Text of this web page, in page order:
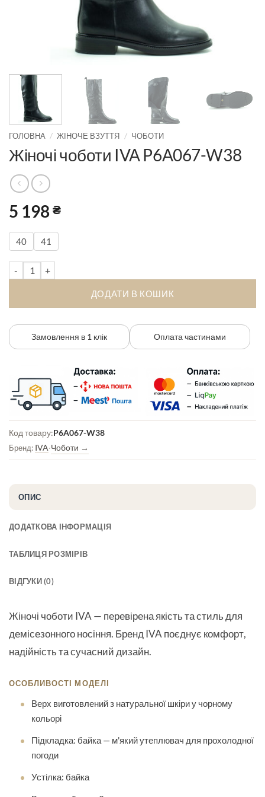
ГОЛОВНА / ЖІНОЧЕ ВЗУТТЯ / ЧОБОТИ
Жіночі чоботи IVA P6A067-W38
5 198 ₴
40 41
Жіночі чоботи IVA P6A067-W38 кількість
ДОДАТИ В КОШИК
Замовлення в 1 клік Оплата частинами
Код товару:P6A067-W38
Бренд: IVA·Чоботи →
ОПИС
ДОДАТКОВА ІНФОРМАЦІЯ
ТАБЛИЦЯ РОЗМІРІВ
ВІДГУКИ (0)
Жіночі чоботи IVA— перевірена якість та стиль для
демісезонного носіння. Бренд IVA поєднує комфорт,
надійність та сучасний дизайн.
ОСОБЛИВОСТІ МОДЕЛІ
Верх виготовлений з натуральної шкіри у чорному
кольорі
Підкладка: байка — м'який утеплювач для прохолодної
погоди
Устілка: байка